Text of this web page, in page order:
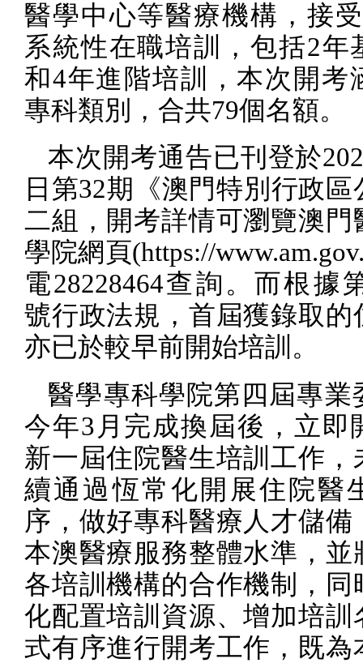
醫學中心等醫療機構，接
系統性在職培訓，包括2年
和4年進階培訓，本次開考
專科類別，合共79個名額。
本次開考通告已刊登於
日第32期《澳門特別行政區
二組，開考詳情可瀏覽澳門
學院網頁(https://
電28228464查詢。而根據
號行政法規，首屆獲錄取的
亦已於較早前開始培訓。
醫學專科學院第四屆專業
今年3 月完成換屆後，立即
新一屆住院醫生培訓工作，
續通過恆常化開展住院醫
序，做好專科醫療人才儲備
本澳醫療服務整體水準，並
各培訓機構的合作機制，同
化配置培訓資源、增加培訓
式有序進行開考工作，既為